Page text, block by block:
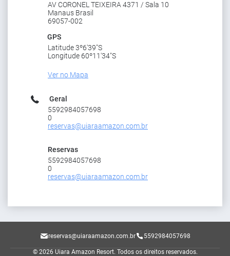
AV CORONEL TEIXEIRA 4371 / Sala 10
Manaus Brasil
69057-002
GPS
Latitude 3º6'39"S
Longitude 60º11'34"S
Ver no Mapa
Geral
5592984057698
0
reservas@uiaraamazon.com.br
Reservas
5592984057698
0
reservas@uiaraamazon.com.br
reservas@uiaraamazon.com.br 5592984057698
© 2026 Uiara Amazon Resort. Todos os direitos reservados.